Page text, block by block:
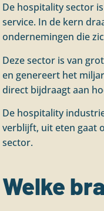
De hospitality sector
service. In de kern
ondernemingen die
Deze sector is van
en genereert het
direct bijdraagt aan
De hospitality
verblijft, uit eten gaat
sector.
Welke